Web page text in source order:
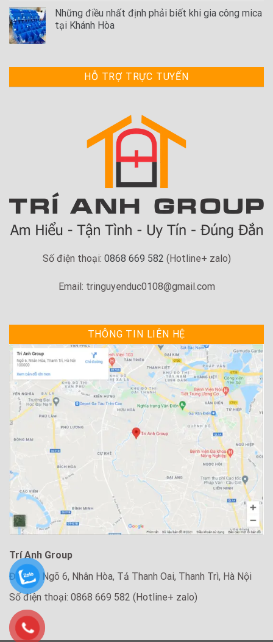
Những điều nhất định phải biết khi gia công mica
tại Khánh Hòa
HỖ TRỢ TRỰC TUYẾN
Số điện thoại: 0868 669 582 (Hotline+ zalo)
Email: tringuyenduc0108@gmail.com
THÔNG TIN LIÊN HỆ
Trí Anh Group
Địa chỉ: Ngõ 6, Nhân Hòa, Tả Thanh Oai, Thanh Trì, Hà Nội
Số điện thoại: 0868 669 582 (Hotline+ zalo)